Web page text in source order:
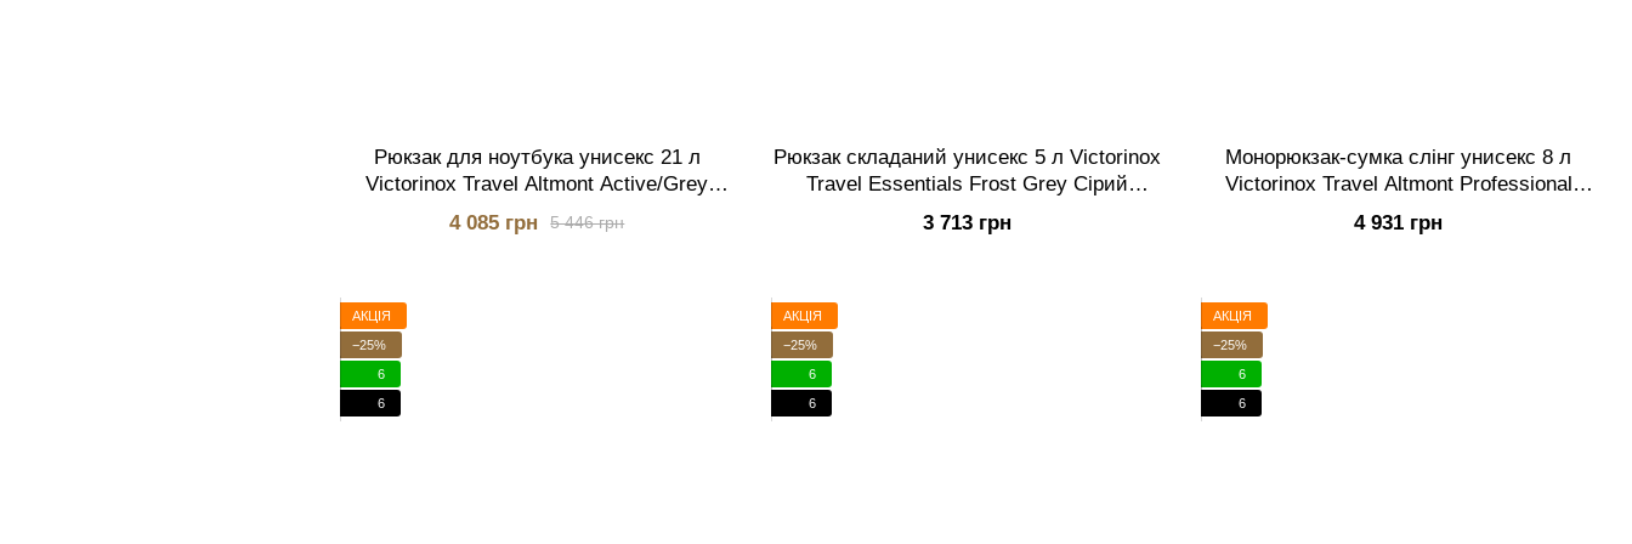
Рюкзак для ноутбука унисекс 21 л
Victorinox Travel Altmont Active/Grey
Сірий (Vt602135)
5 446 грн
4 085 грн
Рюкзак складаний унисекс 5 л Victorinox
Travel Essentials Frost Grey Сірий
(Vt653387)
3 713 грн
Монорюкзак-сумка слінг унисекс 8 л
Victorinox Travel Altmont Professional
Storm Зелений (Vt653282)
4 931 грн
АКЦІЯ
−25%
6
6
АКЦІЯ
−25%
6
6
АКЦІЯ
−25%
6
6